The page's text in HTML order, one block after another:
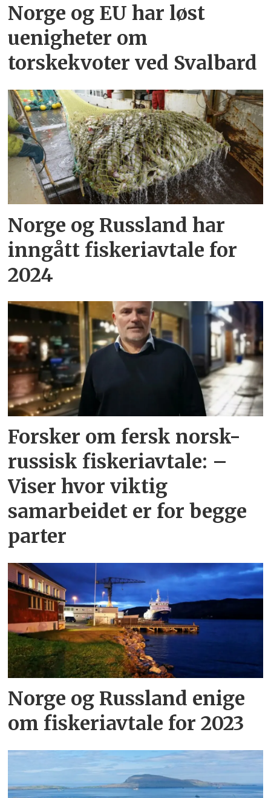
Norge og EU har løst
uenigheter om
torskekvoter ved Svalbard
Norge og Russland har
inngått fiskeriavtale for
2024
Forsker om fersk norsk-
russisk fiskeriavtale: –
Viser hvor viktig
samarbeidet er for begge
parter
Norge og Russland enige
om fiskeriavtale for 2023